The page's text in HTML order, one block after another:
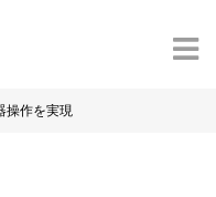
操作を実現